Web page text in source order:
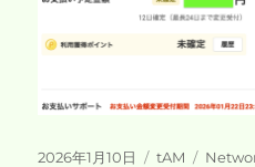
投
2026年1月10日
カ
tAM
タ